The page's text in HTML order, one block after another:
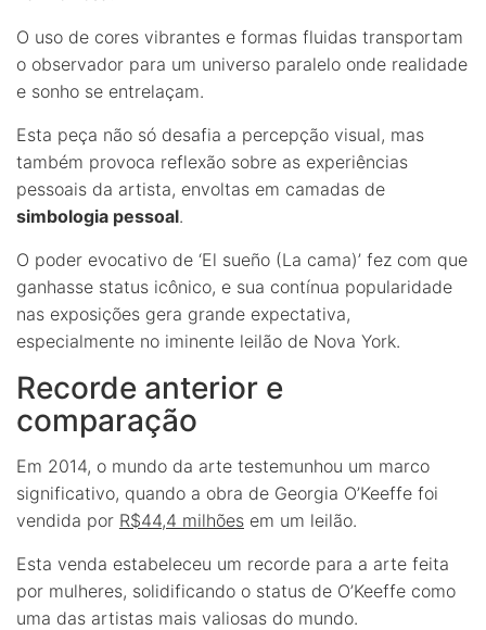
O uso de cores vibrantes e formas fluidas transportam
o observador para um universo paralelo onde realidade
e sonho se entrelaçam.
Esta peça não só desafia a percepção visual, mas
também provoca reflexão sobre as experiências
pessoais da artista, envoltas em camadas de
simbologia pessoal.
O poder evocativo de ‘El sueño (La cama)’ fez com que
ganhasse status icônico, e sua contínua popularidade
nas exposições gera grande expectativa,
especialmente no iminente leilão de Nova York.
Recorde anterior e
comparação
Em 2014, o mundo da arte testemunhou um marco
significativo, quando a obra de Georgia O’Keeffe foi
vendida por R$44,4 milhões em um leilão.
Esta venda estabeleceu um recorde para a arte feita
por mulheres, solidificando o status de O’Keeffe como
uma das artistas mais valiosas do mundo.